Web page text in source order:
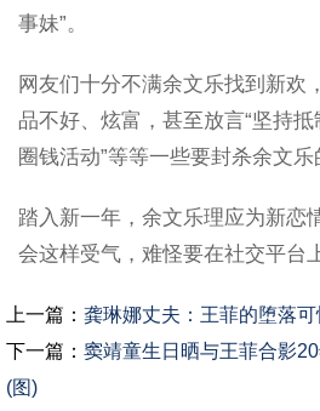
事妹”。
网友们十分不满余文乐找到新欢
品不好、炫富，甚至放言“坚持
圈钱活动”等等一些要封杀余文乐
踏入新一年，余文乐理应为新恋
会这样受气，难怪要在社交平台
上一篇： 龚琳娜丈夫：王菲的堕落
下一篇： 窦靖童生日晒与王菲合影
(图)